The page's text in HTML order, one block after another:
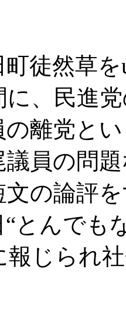
徒然草
に、民進
の離党と
員の問
文の論評
とんでも
報じられ